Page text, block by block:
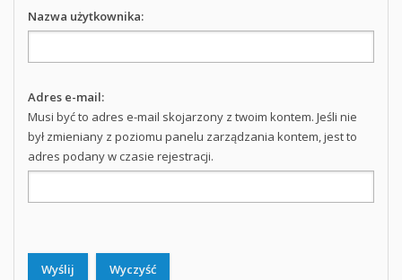
Nazwa użytkownika:
Adres e-mail:
Musi być to adres e-mail skojarzony z twoim kontem. Jeśli nie
był zmieniany z poziomu panelu zarządzania kontem, jest to
adres podany w czasie rejestracji.